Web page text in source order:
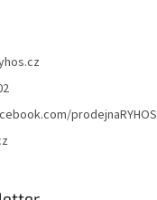
prodejnaRYHOS